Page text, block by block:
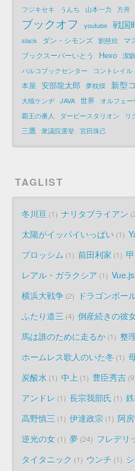
フジキセキ うんち 山本一力 方舟
ブックオフ youtube 戦国
slack
ダン・シモンズ 劉慈欣 マ
ブックスーパーいとう
Hexo 潔
パルコブックセンター
コントレイル
本屋 安部龍太郎 夢枕獏 新型
大槻ケンヂ JAVA 世界 オルフェ
覇王の番人
ダービースタリオン リ
三鷹 衆議院選挙 宮田珠己
TAGLIST
冬川亘 1 ナリタブライアン
太陽がイッパイいっぱい 1
プロッシム 1 前田利家 1
レアル・ガラクシア 1 Vue.js
横浜大戦争 2 ドラゴンボー
ふたり道三 4 倒産続きの彼
馬は誰のために走るか 1 整
ホームレス歌人のいた冬 1
炭酸水 1 中上 1 豊臣秀吉 9
アンドレ 1 長宗我部氏 1
高野慎三 1 伊達政宗 1 阿
逆光の女 1 夢 24 フレデリ
タイタニック 1 ウンチ 1